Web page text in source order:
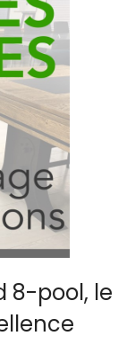
8-pool, le